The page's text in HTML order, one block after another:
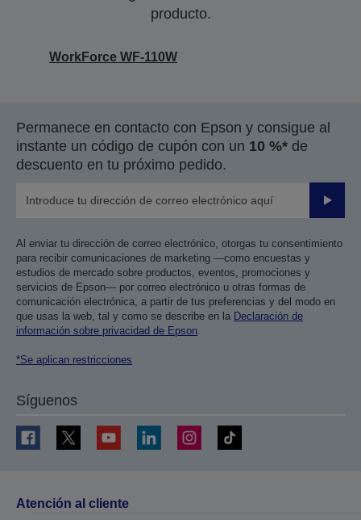
producto.
WorkForce WF-110W
Permanece en contacto con Epson y consigue al
instante un código de cupón con un 10 %* de
descuento en tu próximo pedido.
Enviar
Al enviar tu dirección de correo electrónico, otorgas tu consentimiento
para recibir comunicaciones de marketing —como encuestas y
estudios de mercado sobre productos, eventos, promociones y
servicios de Epson— por correo electrónico u otras formas de
comunicación electrónica, a partir de tus preferencias y del modo en
que usas la web, tal y como se describe en la Declaración de
información sobre privacidad de Epson.
*Se aplican restricciones
Síguenos
Atención al cliente